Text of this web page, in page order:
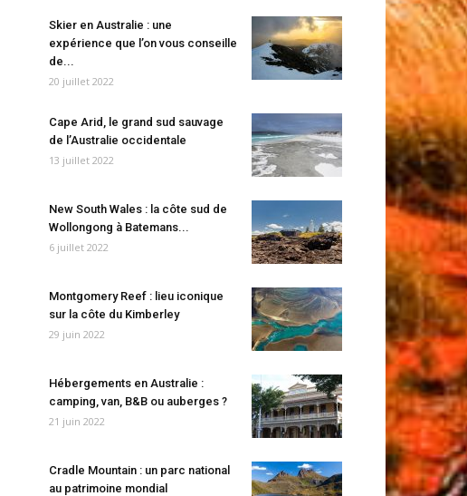
Skier en Australie : une
expérience que l’on vous conseille
de...
20 juillet 2022
Cape Arid, le grand sud sauvage
de l’Australie occidentale
13 juillet 2022
New South Wales : la côte sud de
Wollongong à Batemans...
6 juillet 2022
Montgomery Reef : lieu iconique
sur la côte du Kimberley
29 juin 2022
Hébergements en Australie :
camping, van, B&B ou auberges ?
21 juin 2022
Cradle Mountain : un parc national
au patrimoine mondial